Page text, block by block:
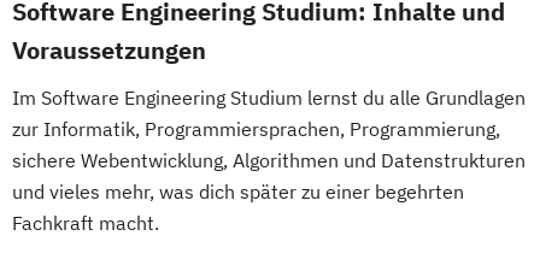
Erwachsenenbildung
Beratung und Personalentwicklung
Eventmanagement Facility Management
Finance
Accounting und Taxation (DE/EN)
Finanzmanagement
Finanzmanagement für Bankkaufleute
Industrielle Mechatronik
Industriewirtschaft / Industrial
Informationsdesign Interaction Design
International Industrial Management
International Supply Management
Journalismus und Public Relations (PR)
Software Engineering Studium: Inhalte und
Voraussetzungen
Im Software Engineering Studium lernst du alle Grundlagen
zur Informatik, Programmiersprachen, Programmierung,
sichere Webentwicklung, Algorithmen und Datenstrukturen
und vieles mehr, was dich später zu einer begehrten
Fachkraft macht.